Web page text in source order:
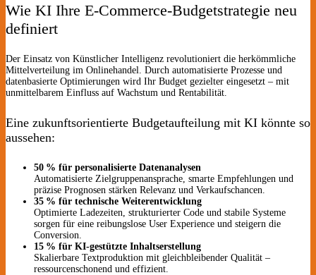
Wie KI Ihre E-Commerce-Budgetstrategie neu
definiert
Der Einsatz von Künstlicher Intelligenz revolutioniert die herkömmliche
Mittelverteilung im Onlinehandel. Durch automatisierte Prozesse und
datenbasierte Optimierungen wird Ihr Budget gezielter eingesetzt – mit
unmittelbarem Einfluss auf Wachstum und Rentabilität.
Eine zukunftsorientierte Budgetaufteilung mit KI könnte so
aussehen:
50 % für personalisierte Datenanalysen
Automatisierte Zielgruppenansprache, smarte Empfehlungen und
präzise Prognosen stärken Relevanz und Verkaufschancen.
35 % für technische Weiterentwicklung
Optimierte Ladezeiten, strukturierter Code und stabile Systeme
sorgen für eine reibungslose User Experience und steigern die
Conversion.
15 % für KI-gestützte Inhaltserstellung
Skalierbare Textproduktion mit gleichbleibender Qualität –
ressourcenschonend und effizient.